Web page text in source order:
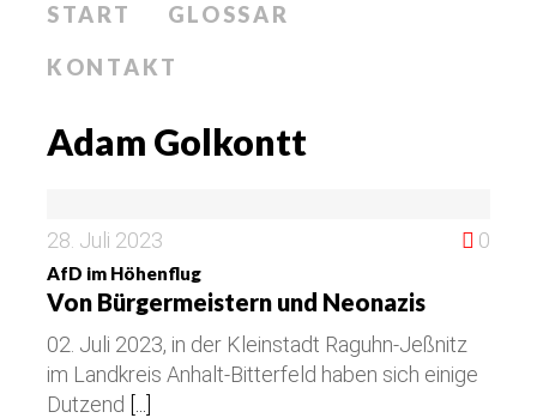
START
GLOSSAR
KONTAKT
Adam Golkontt
28. Juli 2023 0
AfD im Höhenflug
Von Bürgermeistern und Neonazis
02. Juli 2023, in der Kleinstadt Raguhn-Jeßnitz
im Landkreis Anhalt-Bitterfeld haben sich einige
Dutzend